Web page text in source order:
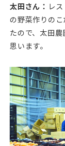
太田さん： レ
の野菜作りの
たので、太田
思います。